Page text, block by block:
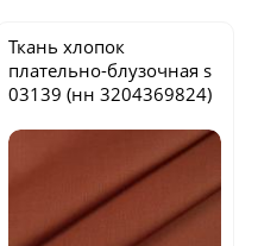
Ткань хлопок
плательно-блузочнаяs
03139 (нн 3204369824)